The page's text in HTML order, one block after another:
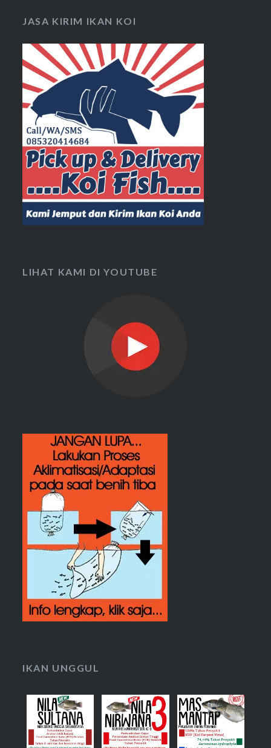
JASA KIRIM IKAN KOI
LIHAT KAMI DI YOUTUBE
IKAN UNGGUL